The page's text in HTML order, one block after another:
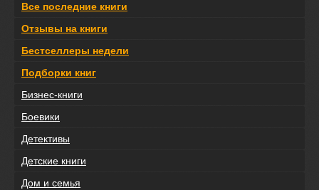
Все последние книги
Отзывы на книги
Бестселлеры недели
Подборки книг
Бизнес-книги
Боевики
Детективы
Детские книги
Дом и семья